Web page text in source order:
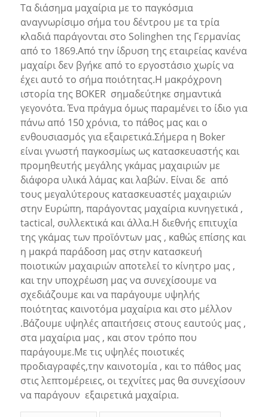
Τα διάσημα μαχαίρια με το παγκόσμια
αναγνωρίσιμο σήμα του δέντρου με τα τρία
κλαδιά παράγονται στο Solinghen της Γερμανίας
από το 1869.Από την ίδρυση της εταιρείας κανένα
μαχαίρι δεν βγήκε από το εργοστάσιο χωρίς να
έχει αυτό το σήμα ποιότητας.Η μακρόχρονη
ιστορία της BOKER σημαδεύτηκε σημαντικά
γεγονότα. Ένα πράγμα όμως παραμένει το ίδιο για
πάνω από 150 χρόνια, το πάθος μας και ο
ενθουσιασμός για εξαιρετικά.Σήμερα η Boker
είναι γνωστή παγκοσμίως ως κατασκευαστής και
προμηθευτής μεγάλης γκάμας μαχαιριών με
διάφορα υλικά λάμας και λαβών. Είναι δε από
τους μεγαλύτερους κατασκευαστές μαχαιριών
στην Ευρώπη, παράγοντας μαχαίρια κυνηγετικά ,
tactical, συλλεκτικά και άλλα.Η διεθνής επιτυχία
της γκάμας των προϊόντων μας , καθώς επίσης και
η μακρά παράδοση μας στην κατασκευή
ποιοτικών μαχαιριών αποτελεί το κίνητρο μας ,
και την υποχρέωση μας να συνεχίσουμε να
σχεδιάζουμε και να παράγουμε υψηλής
ποιότητας καινοτόμα μαχαίρια και στο μέλλον
.Βάζουμε υψηλές απαιτήσεις στους εαυτούς μας ,
στα μαχαίρια μας , και στον τρόπο που
παράγουμε.Με τις υψηλές ποιοτικές
προδιαγραφές,την καινοτομία , και το πάθος μας
στις λεπτομέρειες, οι τεχνίτες μας θα συνεχίσουν
να παράγουν εξαιρετικά μαχαίρια.